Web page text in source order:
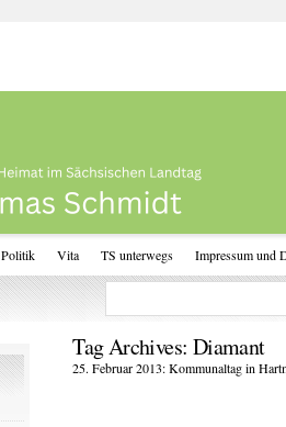
Politik Vita TS unterwegs Impressum und
Tag Archives: Diamant
25. Februar 2013: Kommunaltag in